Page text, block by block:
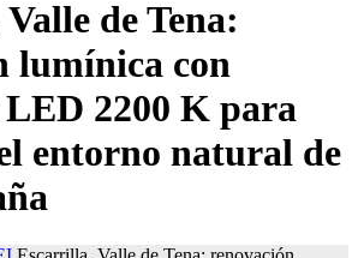
de Tena:
lumínica con
2200 K para
entorno natural de